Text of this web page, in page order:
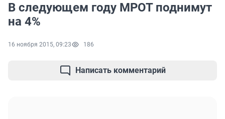
В следующем году МРОТ поднимут
на 4%
16 ноября 2015, 09:23 186
Написать комментарий